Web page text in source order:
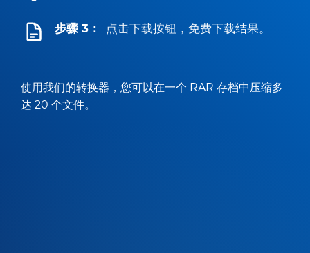
步骤 3： 点击下载按钮，免费下载结果。
使用我们的转换器，您可以在一个 RAR 存档中压缩多
达 20 个文件。